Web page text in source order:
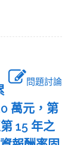
問題討論
萬元，第
15 年之